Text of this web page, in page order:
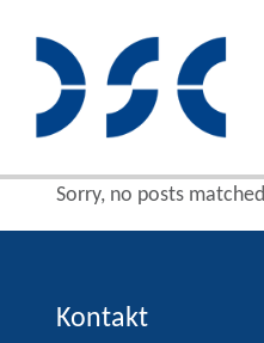
Sorry, no posts
Kontakt